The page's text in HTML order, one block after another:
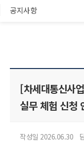
공지사항
[차세대통신사
실무 체험 신청
작성일 2026.06.30